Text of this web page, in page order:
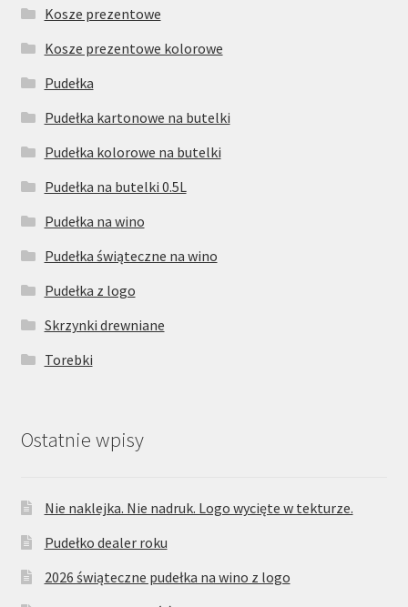
Kosze prezentowe
Kosze prezentowe kolorowe
Pudełka
Pudełka kartonowe na butelki
Pudełka kolorowe na butelki
Pudełka na butelki 0.5L
Pudełka na wino
Pudełka świąteczne na wino
Pudełka z logo
Skrzynki drewniane
Torebki
Ostatnie wpisy
Nie naklejka. Nie nadruk. Logo wycięte w tekturze.
Pudełko dealer roku
2026 świąteczne pudełka na wino z logo